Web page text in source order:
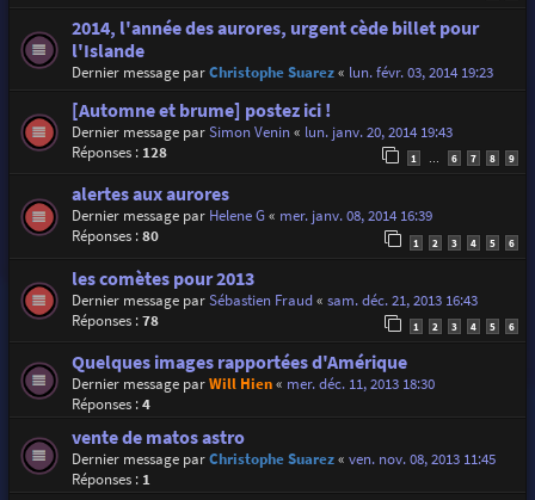
2014, l'année des aurores, urgent cède billet pour
l'Islande
Dernier message parChristophe Suarez« lun. févr. 03, 2014 19:23
[Automne et brume] postez ici !
Dernier message parSimon Venin« lun. janv. 20, 2014 19:43
Réponses : 128 1 … 6 7 8 9
alertes aux aurores
Dernier message par Helene G« mer. janv. 08, 2014 16:39
Réponses :80 1 2 3 4 5 6
les comètes pour 2013
Dernier message parSébastien Fraud« sam. déc. 21, 2013 16:43
Réponses :78 1 2 3 4 5 6
Quelques images rapportées d'Amérique
Dernier message parWill Hien« mer. déc. 11, 2013 18:30
Réponses :4
vente de matos astro
Dernier message parChristophe Suarez« ven. nov. 08, 2013 11:45
Réponses : 1